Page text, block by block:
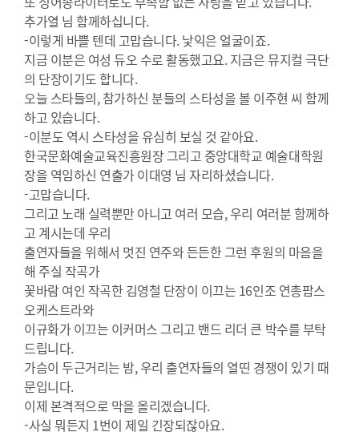
추가열 님 함께하십니다.
-이렇게 바쁠 텐데 고맙습니다. 낯익은 얼굴이죠.
지금 이분은 여성 듀오 수로 활동했고요. 지금은 뮤지컬 극단
의 단장이기도 합니다.
오늘 스타들의, 참가하신 분들의 스타성을 볼 이주현 씨 함께
하고 있습니다.
-이분도 역시 스타성을 유심히 보실 것 같아요.
한국문화예술교육진흥원장 그리고 중앙대학교 예술대학원
장을 역임하신 연출가 이대영 님 자리하셨습니다.
-고맙습니다.
그리고 노래 실력뿐만 아니고 여러 모습, 우리 여러분 함께하
고 계시는데 우리
출연자들을 위해서 멋진 연주와 든든한 그런 후원의 마음을
해 주실 작곡가
꽃바람 여인 작곡한 김영철 단장이 이끄는 16인조 연총팝스
오케스트라와
이규화가 이끄는 이커머스 그리고 밴드 리더 큰 박수를 부탁
드립니다.
가슴이 두근거리는 밤, 우리 출연자들의 열띤 경쟁이 있기 때
문입니다.
이제 본격적으로 막을 올리겠습니다.
-사실 뭐든지 1번이 제일 긴장되잖아요.